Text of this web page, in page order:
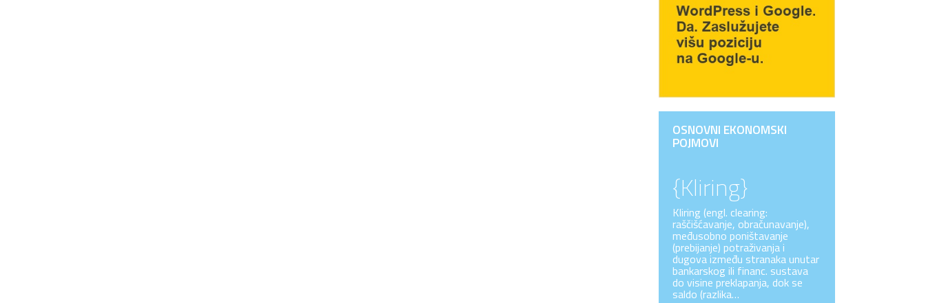
OSNOVNI EKONOMSKI
POJMOVI
{Kliring}
Kliring (engl. clearing:
raščišćavanje, obračunavanje),
međusobno poništavanje
(prebijanje) potraživanja i
dugova između stranaka unutar
bankarskog ili financ. sustava
do visine preklapanja, dok se
saldo (razlika…